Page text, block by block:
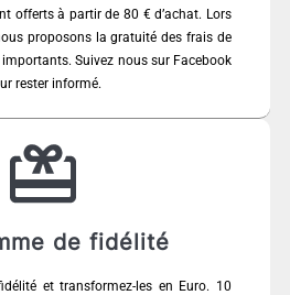
offerts à partir de 80 € d’achat. Lors
proposons la gratuité des frais de
Suivez nous sur Facebook
rester informé.
de fidélité
et transformez-les en Euro. 10